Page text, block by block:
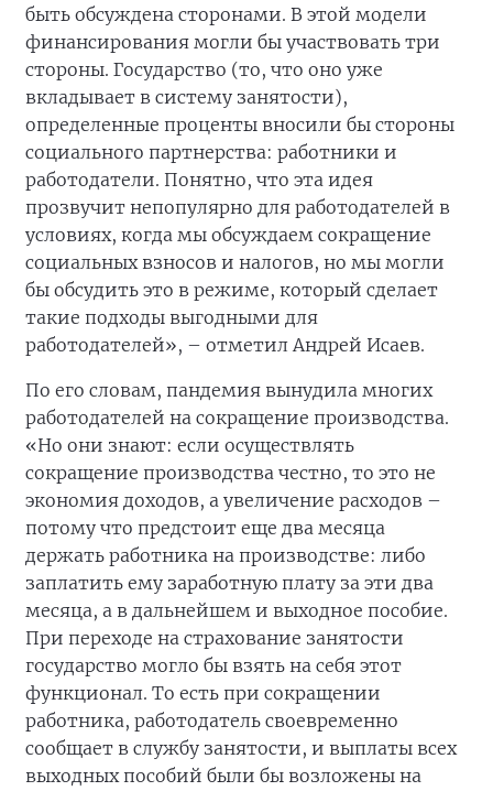
быть обсуждена сторонами. В этой модели
финансирования могли бы участвовать три
стороны. Государство (то, что оно уже
вкладывает в систему занятости),
определенные проценты вносили бы стороны
социального партнерства: работники и
работодатели. Понятно, что эта идея
прозвучит непопулярно для работодателей в
условиях, когда мы обсуждаем сокращение
социальных взносов и налогов, но мы могли
бы обсудить это в режиме, который сделает
такие подходы выгодными для
работодателей», – отметил Андрей Исаев.
По его словам, пандемия вынудила многих
работодателей на сокращение производства.
«Но они знают: если осуществлять
сокращение производства честно, то это не
экономия доходов, а увеличение расходов –
потому что предстоит еще два месяца
держать работника на производстве: либо
заплатить ему заработную плату за эти два
месяца, а в дальнейшем и выходное пособие.
При переходе на страхование занятости
государство могло бы взять на себя этот
функционал. То есть при сокращении
работника, работодатель своевременно
сообщает в службу занятости, и выплаты всех
выходных пособий были бы возложены на